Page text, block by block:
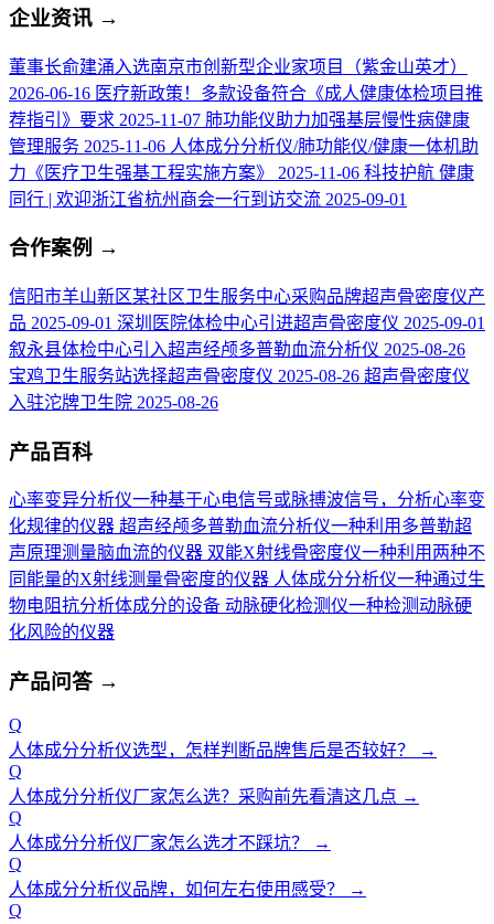
企业资讯 →
董事长俞建涌入选南京市创新型企业家项目（紫金山英才）
2026-06-16 医疗新政策！多款设备符合《成人健康体检项目推
荐指引》要求 2025-11-07 肺功能仪助力加强基层慢性病健康
管理服务 2025-11-06 人体成分分析仪/肺功能仪/健康一体机助
力《医疗卫生强基工程实施方案》
2025-11-06 科技护航 健康
同行 | 欢迎浙江省杭州商会一行到访交流 2025-09-01
合作案例 →
信阳市羊山新区某社区卫生服务中心采购品牌超声骨密度仪产
品 2025-09-01 深圳医院体检中心引进超声骨密度仪 2025-09-01
叙永县体检中心引入超声经颅多普勒血流分析仪 2025-08-26
宝鸡卫生服务站选择超声骨密度仪 2025-08-26 超声骨密度仪
入驻沱牌卫生院 2025-08-26
产品百科
心率变异分析仪一种基于心电信号或脉搏波信号，分析心率变
化规律的仪器 超声经颅多普勒血流分析仪一种利用多普勒超
声原理测量脑血流的仪器 双能X射线骨密度仪一种利用两种不
同能量的X射线测量骨密度的仪器 人体成分分析仪一种通过生
物电阻抗分析体成分的设备 动脉硬化检测仪一种检测动脉硬
化风险的仪器
产品问答 →
Q
人体成分分析仪选型，怎样判断品牌售后是否较好？
→
Q
人体成分分析仪厂家怎么选？采购前先看清这几点 →
Q
人体成分分析仪厂家怎么选才不踩坑？
→
Q
人体成分分析仪品牌，如何左右使用感受？
→
Q